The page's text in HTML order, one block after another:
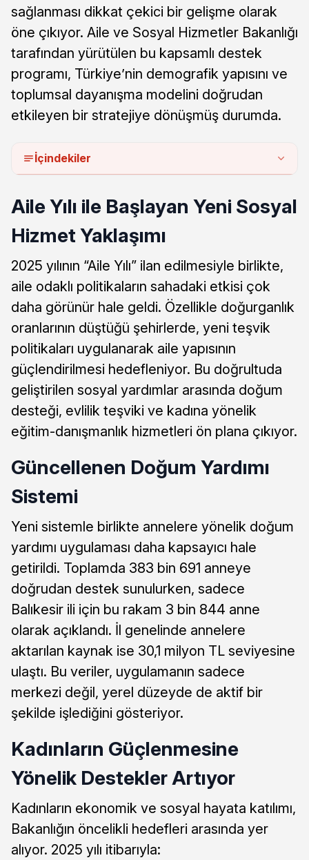
sağlanması dikkat çekici bir gelişme olarak
öne çıkıyor. Aile ve Sosyal Hizmetler Bakanlığı
tarafından yürütülen bu kapsamlı destek
programı, Türkiye’nin demografik yapısını ve
toplumsal dayanışma modelini doğrudan
etkileyen bir stratejiye dönüşmüş durumda.
İçindekiler
Aile Yılı ile Başlayan Yeni Sosyal
Hizmet Yaklaşımı
2025 yılının “Aile Yılı” ilan edilmesiyle birlikte,
aile odaklı politikaların sahadaki etkisi çok
daha görünür hale geldi. Özellikle doğurganlık
oranlarının düştüğü şehirlerde, yeni teşvik
politikaları uygulanarak aile yapısının
güçlendirilmesi hedefleniyor. Bu doğrultuda
geliştirilen sosyal yardımlar arasında doğum
desteği, evlilik teşviki ve kadına yönelik
eğitim-danışmanlık hizmetleri ön plana çıkıyor.
Güncellenen Doğum Yardımı
Sistemi
Yeni sistemle birlikte annelere yönelik doğum
yardımı uygulaması daha kapsayıcı hale
getirildi. Toplamda 383 bin 691 anneye
doğrudan destek sunulurken, sadece
Balıkesir ili için bu rakam 3 bin 844 anne
olarak açıklandı. İl genelinde annelere
aktarılan kaynak ise 30,1 milyon TL seviyesine
ulaştı. Bu veriler, uygulamanın sadece
merkezi değil, yerel düzeyde de aktif bir
şekilde işlediğini gösteriyor.
Kadınların Güçlenmesine
Yönelik Destekler Artıyor
Kadınların ekonomik ve sosyal hayata katılımı,
Bakanlığın öncelikli hedefleri arasında yer
alıyor. 2025 yılı itibarıyla: